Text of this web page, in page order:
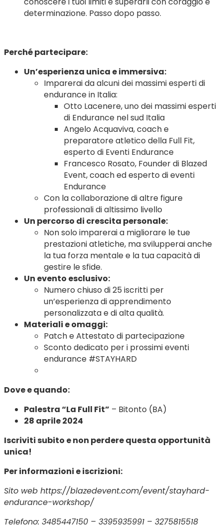
determinazione. Passo dopo passo.
Perché partecipare:
Un’esperienza unica e immersiva:
Imparerai da alcuni dei massimi esperti di
endurance in Italia:
Otto Lacenere, uno dei massimi esperti
di Endurance nel sud Italia
Angelo Acquaviva, coach e
preparatore atletico della Full Fit,
esperto di Eventi Endurance
Francesco Rosato, Founder di Blazed
Event, coach ed esperto di eventi
Endurance
Con la collaborazione di altre figure
professionali di altissimo livello
Un percorso di crescita personale:
Non solo imparerai a migliorare le tue
prestazioni atletiche, ma svilupperai anche
la tua forza mentale e la tua capacità di
gestire le sfide.
Un evento esclusivo:
Numero chiuso di 25 iscritti per
un’esperienza di apprendimento
personalizzata e di alta qualità.
Materiali e omaggi:
Patch e Attestato di partecipazione
Sconto dedicato per i prossimi eventi
endurance #STAYHARD
Dove e quando:
Palestra “La Full Fit” – Bitonto (BA)
28 aprile 2024
Iscriviti subito e non perdere questa opportunità
unica!
Per informazioni e iscrizioni:
Sito web https://blazedevent.com/event/stayhard-
endurance-workshop/
Telefono: 3485447150 – 3395935991 – 3275815518